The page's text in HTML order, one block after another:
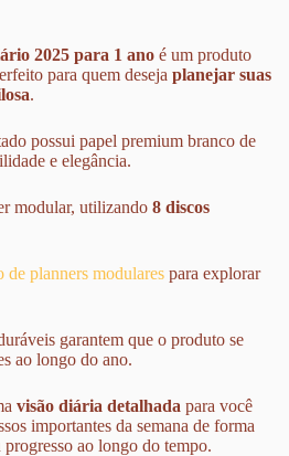
2025 para 1 ano é um produto
para quem deseja planejar suas
.
possui papel premium branco de
e elegância.
modular, utilizando 8 discos
de planners modulares para explorar
garantem que o produto se
ao longo do ano.
visão diária detalhada para você
importantes da semana de forma
ao longo do tempo.